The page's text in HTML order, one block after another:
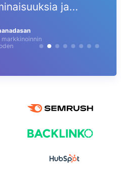
ja...
markkinoinnin